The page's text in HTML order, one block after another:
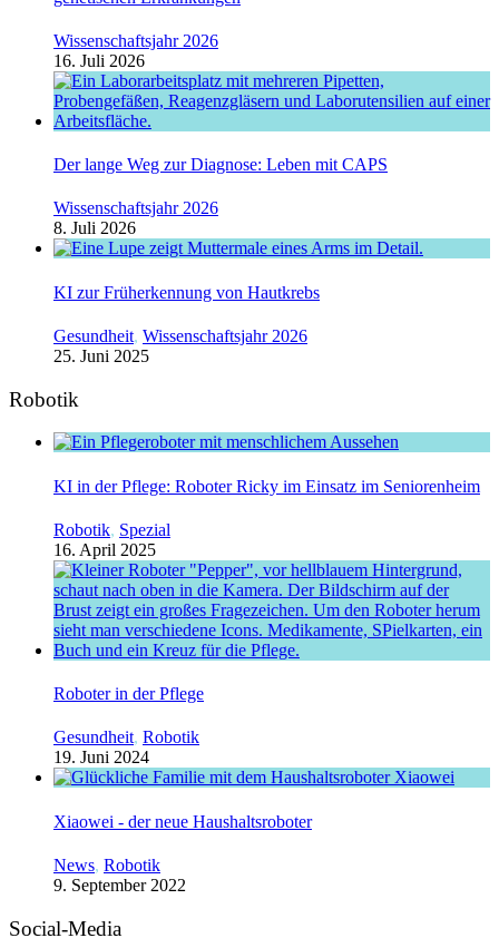
Wissenschaftsjahr 2026
16. Juli 2026
Der lange Weg zur Diagnose: Leben mit CAPS
Wissenschaftsjahr 2026
8. Juli 2026
KI zur Früherkennung von Hautkrebs
Gesundheit, Wissenschaftsjahr 2026
25. Juni 2025
Robotik
KI in der Pflege: Roboter Ricky im Einsatz im Seniorenheim
Robotik, Spezial
16. April 2025
Roboter in der Pflege
Gesundheit, Robotik
19. Juni 2024
Xiaowei - der neue Haushaltsroboter
News, Robotik
9. September 2022
Social-Media